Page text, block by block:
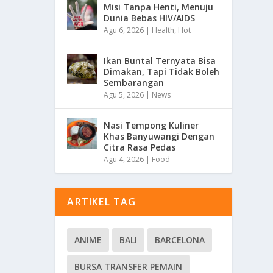
Misi Tanpa Henti, Menuju
Dunia Bebas HIV/AIDS
Agu 6, 2026 | Health, Hot
Ikan Buntal Ternyata Bisa
Dimakan, Tapi Tidak Boleh
Sembarangan
Agu 5, 2026 | News
Nasi Tempong Kuliner
Khas Banyuwangi Dengan
Citra Rasa Pedas
Agu 4, 2026 | Food
ARTIKEL TAG
ANIME BALI BARCELONA
BURSA TRANSFER PEMAIN